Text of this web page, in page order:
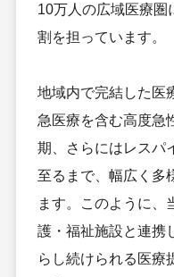
10万人の広域医療圏
割を担っています。
地域内で完結した医
急医療を含む高度急
期、さらにはレスパ
至るまで、幅広く多
ます。このように、
護・福祉施設と連携
らし続けられる医療